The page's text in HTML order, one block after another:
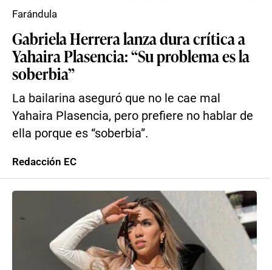
Gabriela Herrera lanza dura crítica a
Yahaira Plasencia: “Su problema es la
soberbia”
La bailarina aseguró que no le cae mal
Yahaira Plasencia, pero prefiere no hablar de
ella porque es “soberbia”.
Farándula
Redacción EC